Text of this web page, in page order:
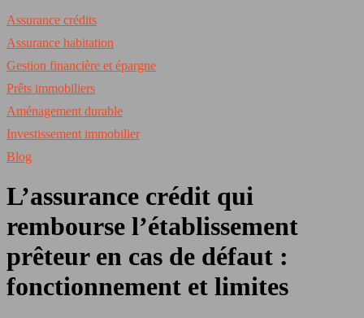
Assurance crédits
Assurance habitation
Gestion financière et épargne
Prêts immobiliers
Aménagement durable
Investissement immobilier
Blog
L’assurance crédit qui
rembourse l’établissement
prêteur en cas de défaut :
fonctionnement et limites